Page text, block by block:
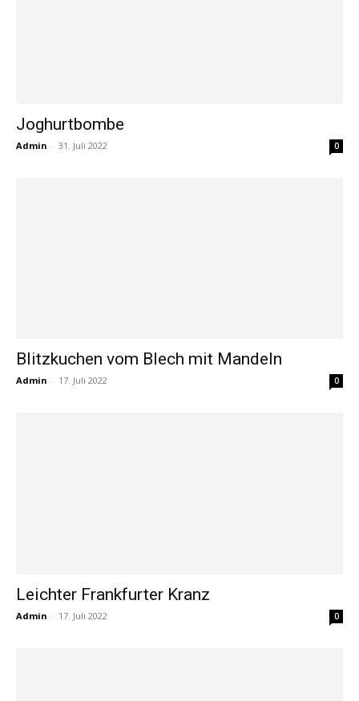
Joghurtbombe
Admin - 31. Juli 2022 0
Blitzkuchen vom Blech mit Mandeln
Admin - 17. Juli 2022 0
Leichter Frankfurter Kranz
Admin - 17. Juli 2022 0